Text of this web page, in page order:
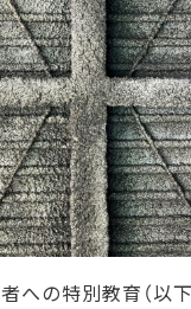
への特別教育（以下